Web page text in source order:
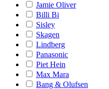
Jamie Oliver
Billi Bi
Sisley
Skagen
Lindberg
Panasonic
Piet Hein
Max Mara
Bang & Olufsen